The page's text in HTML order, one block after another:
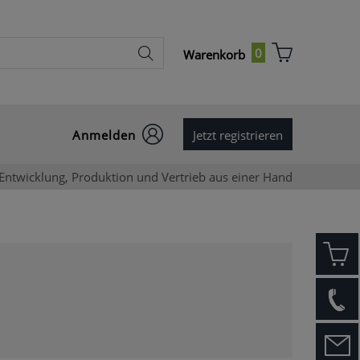
Warenkorb 0
Anmelden
mit
mit
Jetzt registrieren
Entwicklung, Produktion und Vertrieb aus einer Hand